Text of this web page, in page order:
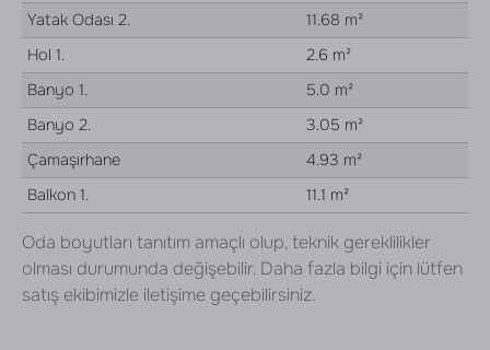
Yatak Odası 2.
11.68 m²
Hol 1.
2.6 m²
Banyo 1.
5.0 m²
Banyo 2.
3.05 m²
Çamaşırhane
4.93 m²
Balkon 1.
11.1 m²
Oda boyutları tanıtım amaçlı olup, teknik gereklilikler
olması durumunda değişebilir. Daha fazla bilgi için lütfen
satış ekibimizle iletişime geçebilirsiniz.